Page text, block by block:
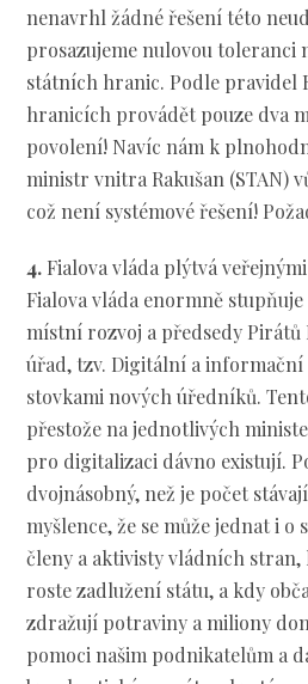
nenavrhl žádné řešení této
prosazujeme nulovou toleranci
státních hranic. Podle pravidel
hranicích provádět pouze dva
povolení! Navíc nám k
ministr vnitra Rakušan (STAN)
což není systémové řešení!
4. Fialova vláda plýtvá
Fialova vláda enormně
místní rozvoj a předsedy
úřad, tzv. Digitální a
stovkami nových úředníků.
přestože na jednotlivých
pro digitalizaci dávno existují.
dvojnásobný, než je počet
myšlence, že se může jednat i
členy a aktivisty vládních
roste zadlužení státu, a kdy
zdražují potraviny a miliony
pomoci našim podnikatelům a